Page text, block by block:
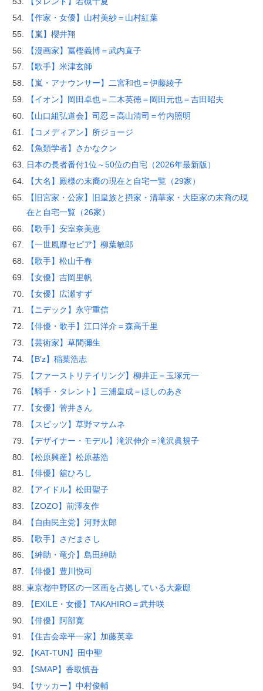
【作家・女優】山村美紗＝山村紅葉
【嵐】櫻井翔
【漫画家】冨樫義博＝武内直子
【歌手】米津玄師
【嵐・アナウンサー】二宮和也＝伊藤綾子
【イオン】岡田卓也＝二木英徳＝岡田元也＝吉田昭夫
【山口組弘道会】司忍＝高山清司＝竹内照明
【コメディアン】所ジョージ
【魚類学者】さかなクン
日本の長者番付1位～50位の自宅（2026年最新版）
【大名】殿様の末裔の現在と自宅一覧（29家）
【旧宮家・公家】旧皇族と摂家・清華家・大臣家の末裔の現
在と自宅一覧（26家）
【歌手】安室奈美恵
【一世風靡セピア】柳葉敏郎
【歌手】松山千春
【女優】吉岡里帆
【女優】広瀬すず
【ニデック】永守重信
【俳優・歌手】江口洋介＝森高千里
【芸術家】草間彌生
【B’z】稲葉浩志
【ファーストリテイリング】柳井正＝玉塚元一
【騎手・タレント】三浦皇成＝ほしのあき
【女優】菅井きん
【スピッツ】草野マサムネ
【デザイナー・モデル】滝沢伸介＝滝沢眞規子
【松原興産】松原基浩
【俳優】舘ひろし
【アイドル】松田聖子
【ZOZO】前澤友作
【自由民主党】河野太郎
【歌手】さだまさし
【紳助・竜介】島田紳助
【俳優】豊川悦司
東京都中野区の一区画を占拠している大豪邸
【EXILE・女優】TAKAHIRO＝武井咲
【俳優】阿部寛
【住吉会幸平一家】加藤英幸
【KAT-TUN】田中聖
【SMAP】香取慎吾
【サッカー】中村俊輔